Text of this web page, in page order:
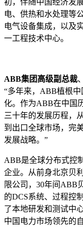
初，伴随中国经济发
电、供热和水处理等
电气设备集成，以及
一工程技术中心。
ABB集团高级副总裁、
“多年来，ABB植根
化。作为ABB在中国
三十年的发展历程，
到出口全球市场，完
发展战略。”
ABB是全球分布式控
企业。从前身北京贝
限公司，30年间ABB
的DCS系统、过程控
了本地研发和测试中
中国电力市场领先的